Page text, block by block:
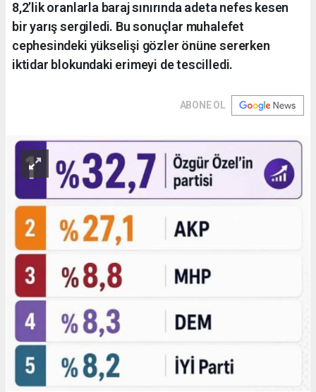
8,2’lik oranlarla baraj sınırında adeta nefes kesen
bir yarış sergiledi. Bu sonuçlar muhalefet
cephesindeki yükselişi gözler önüne sererken
iktidar blokundaki erimeyi de tescilledi.
ABONE OL